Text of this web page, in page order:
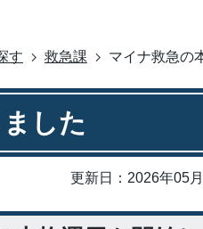
す 救急課 マイナ救急の
した
更新日：2026年05